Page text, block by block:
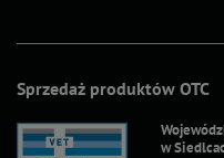
Sprzedaż produktów OTC
w